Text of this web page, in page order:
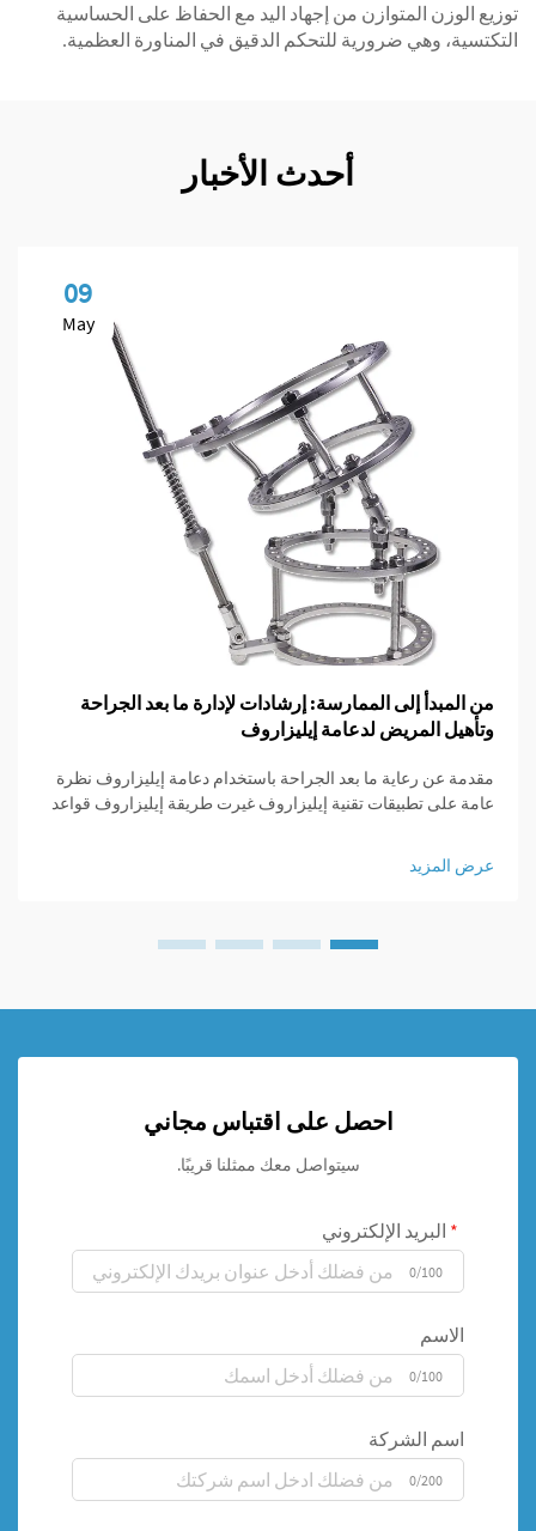
توزيع الوزن المتوازن من إجهاد اليد مع الحفاظ على الحساسية
التكتسية، وهي ضرورية للتحكم الدقيق في المناورة العظمية.
أحدث الأخبار
09
May
من المبدأ إلى الممارسة: إرشادات لإدارة ما بعد الجراحة
وتأهيل المريض لدعامة إيليزاروف
مقدمة عن رعاية ما بعد الجراحة باستخدام دعامة إيليزاروف نظرة
عامة على تطبيقات تقنية إيليزاروف غيرت طريقة إيليزاروف قواعد
طول العظام، واستقرار المناطق المكسورة، وتصحيح التشوهات
التي...
عرض المزيد
احصل على اقتباس مجاني
سيتواصل معك ممثلنا قريبًا.
البريد الإلكتروني
0/100
الاسم
0/100
اسم الشركة
0/200